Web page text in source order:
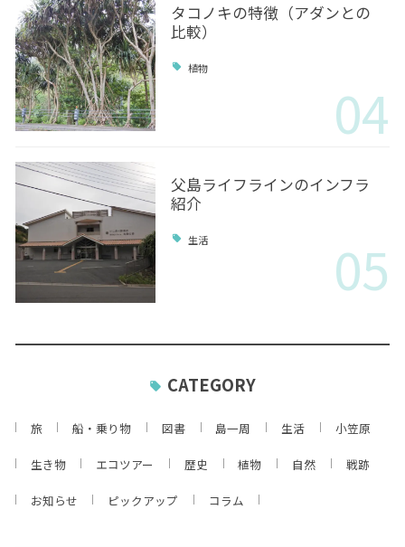
タコノキの特徴（アダンとの
比較）
植物
04
父島ライフラインのインフラ
紹介
生活 05
CATEGORY
旅 船・乗り物 図書 島一周 生活 小笠原
生き物 エコツアー 歴史 植物 自然 戦跡
お知らせ ピックアップ コラム